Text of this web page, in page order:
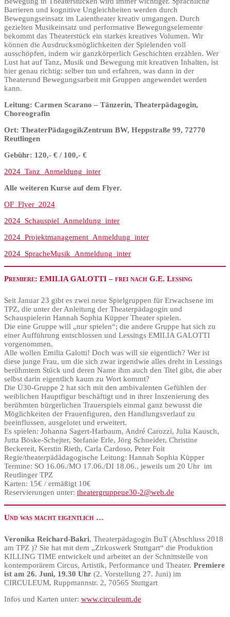
Barrieren und kognitive Ungleichheiten werden durch
Bewegungseinsatz im Laientheater kreativ umgangen. Durch
gezielten Musikeinsatz und performative Bewegungselemente
bekommt das Theaterstück ein starkes kreatives Volumen. Wir
können die Ausdrucksmöglichkeiten der Spielenden voll
ausschöpfen, indem wir ganzkörperlich Geschichten erzählen. Wer
Lust hat auf Tanz, Musik und Bewegung mit kreativen Inhalten, ist
hier genau richtig: selber tun und erfahren, was dann in der
Theaterund Bewegungsarbeit mit Gruppen angewendet werden
kann.
Leitung: Carmen Scarano – Tänzerin, Theaterpädagogin,
Choreografin
Ort: TheaterPädagogikZentrum BW, Heppstraße 99, 72770
Reutlingen
Gebühr: 120,- € / 100,- €
2024_Tanz_Anmeldung_inter
Alle weiteren Kurse auf dem Flyer.
OF_Flyer_2024
2024_Schauspiel_Anmeldung_inter
2024_Projektmanagement_Anmeldung_inter
2024_SpracheMusik_Anmeldung_inter
Premiere: EMILIA GALOTTI – frei nach G.E. Lessing
Seit Januar 23 gibt es zwei neue Spielgruppen für Erwachsene im
TPZ, die unter der Anleitung der Theaterpädagogin und
Schauspielerin Hannah Sophia Küpper Theater spielen.
Die eine Gruppe will „nur spielen“; die andere Gruppe hat sich zu
einer Aufführung entschlossen und Lessings EMILIA GALOTTI
vorgenommen.
Alle wollen Emilia Galotti! Doch was will sie eigentlich? Wer ist
diese junge Frau, um die sich zwar irgendwie alles dreht in Lessings
berühmtem Stück und deren Name ihm auch den Titel gibt, die aber
selbst darin eigentlich kaum zu Wort kommt?
Die Ü30-Gruppe 2 hat sich mit den ambivalenten Gefühlen der
weiblichen Hauptfigur beschäftigt und in ihrer Inszenierung des
berühmten bürgerlichen Trauerspiels einmal ganz bewusst die
Möglichkeiten der Frauenfiguren, den Handlungsverlauf zu
beeinflussen, ausgelotet und erweitert.
Es spielen: Johanna Sagert-Harbaum, André Carozzi, Julia Kausch,
Jutta Böske-Schejter, Stefanie Erle, Jörg Schneider, Christine
Beckereit, Kerstin Rieth, Carla Cardoso, Peter Foit
Regie/theaterpädädagogische Leitung: Hannah Sophia Küpper
Termine: SO 16.06./MO 17.06./DI 18.06., jeweils um 20 Uhr im
Reutlinger TPZ
Karten: 15€ / ermäßigt 10€
Reservierungen unter: theatergruppeue30-2@web.de
Und was macht eigentlich …
Veronika Reichard-Bakri, Theaterpädagogin BuT (Abschluss 2018
am TPZ )? Sie hat mit dem „Zirkuswerk Stuttgart“ die Produktion
KILLING TIME entwickelt und arbeitet an der Schnittstelle von
kontemporärem Circus, Artistik, Performance und Theater. Premiere
ist am 26. Juni, 19.30 Uhr (2. Vorstellung 27. Juni) im
CIRCULEUM, Ruppmannstr. 2, 70565 Stuttgart
Infos und Karten unter: www.circuleum.de